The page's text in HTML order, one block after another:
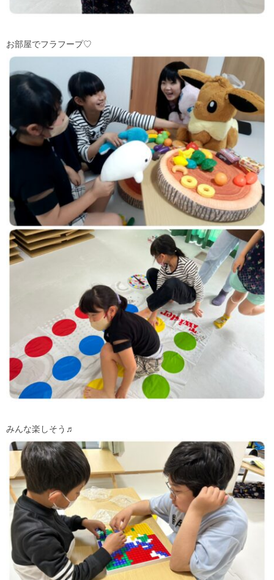
お部屋でフラフープ♡
みんな楽しそう♬